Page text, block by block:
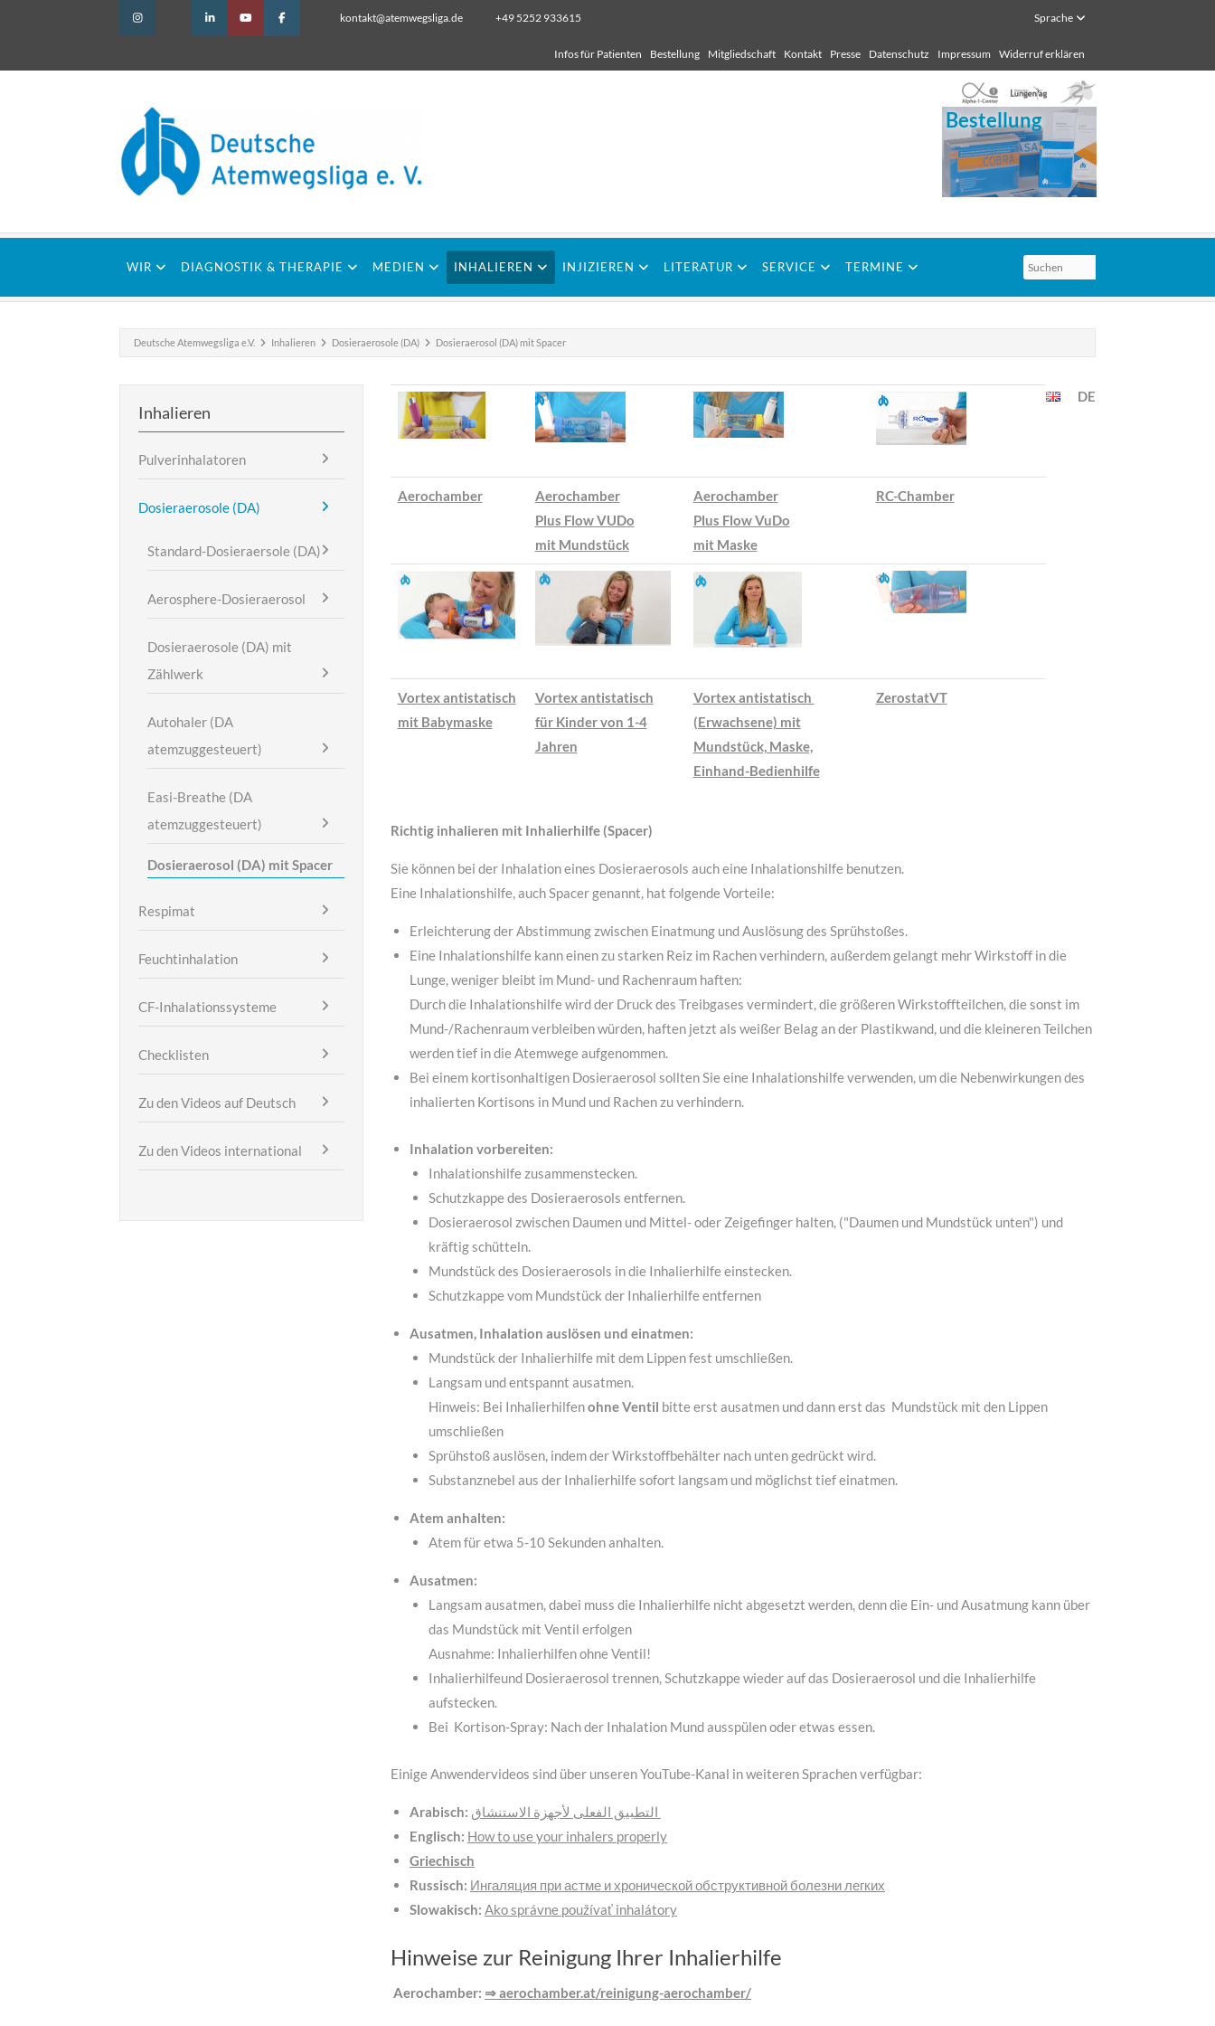
kontakt@atemwegsliga.de +49 5252 933615 Sprache
Infos für Patienten Bestellung Mitgliedschaft Kontakt Presse Datenschutz Impressum Widerruf erklären
Bestellung
WIR DIAGNOSTIK & THERAPIE MEDIEN INHALIEREN INJIZIEREN LITERATUR SERVICE TERMINE
Deutsche Atemwegsliga e.V. Inhalieren Dosieraerosole (DA) Dosieraerosol (DA) mit Spacer
DE
Aerochamber
Aerochamber
Plus Flow VUDo
mit Mundstück
Aerochamber
Plus Flow VuDo
mit Maske
RC-Chamber
Vortex antistatisch
mit Babymaske
Vortex antistatisch
für Kinder von 1-4
Jahren
Vortex antistatisch
(Erwachsene) mit
Mundstück, Maske,
Einhand-Bedienhilfe
ZerostatVT
Richtig inhalieren mit Inhalierhilfe (Spacer)
Sie können bei der Inhalation eines Dosieraerosols auch eine Inhalationshilfe benutzen.
Eine Inhalationshilfe, auch Spacer genannt, hat folgende Vorteile:
Erleichterung der Abstimmung zwischen Einatmung und Auslösung des Sprühstoßes.
Eine Inhalationshilfe kann einen zu starken Reiz im Rachen verhindern, außerdem gelangt mehr Wirkstoff in die
Lunge, weniger bleibt im Mund- und Rachenraum haften:
Durch die Inhalationshilfe wird der Druck des Treibgases vermindert, die größeren Wirkstoffteilchen, die sonst im
Mund-/Rachenraum verbleiben würden, haften jetzt als weißer Belag an der Plastikwand, und die kleineren Teilchen
werden tief in die Atemwege aufgenommen.
Bei einem kortisonhaltigen Dosieraerosol sollten Sie eine Inhalationshilfe verwenden, um die Nebenwirkungen des
inhalierten Kortisons in Mund und Rachen zu verhindern.
Inhalation vorbereiten:
Inhalationshilfe zusammenstecken.
Schutzkappe des Dosieraerosols entfernen.
Dosieraerosol zwischen Daumen und Mittel- oder Zeigefinger halten, ("Daumen und Mundstück unten") und
kräftig schütteln.
Mundstück des Dosieraerosols in die Inhalierhilfe einstecken.
Schutzkappe vom Mundstück der Inhalierhilfe entfernen
Ausatmen, Inhalation auslösen und einatmen:
Mundstück der Inhalierhilfe mit dem Lippen fest umschließen.
Langsam und entspannt ausatmen.
Hinweis: Bei InhalierhilfenohneVentil bitte erst ausatmen und dann erst das Mundstück mit den Lippen
umschließen
Sprühstoß auslösen, indem der Wirkstoffbehälter nach unten gedrückt wird.
Substanznebel aus der Inhalierhilfe sofort langsam und möglichst tief einatmen.
Atem anhalten:
Atem für etwa 5-10 Sekunden anhalten.
Ausatmen:
Langsam ausatmen, dabei muss die Inhalierhilfe nicht abgesetzt werden, denn die Ein- und Ausatmung kann über
das Mundstück mit Ventil erfolgen
Ausnahme: Inhalierhilfen ohne Ventil!
Inhalierhilfeund Dosieraerosol trennen, Schutzkappe wieder auf das Dosieraerosol und die Inhalierhilfe
aufstecken.
Bei Kortison-Spray: Nach der Inhalation Mund ausspülen oder etwas essen.
Einige Anwendervideos sind über unseren YouTube-Kanal in weiteren Sprachen verfügbar:
Arabisch:
Englisch: How to use your inhalers properly
Griechisch
Russisch: Ингаляция при астме и хронической обструктивной болезни легких
Slowakisch: Ako správne používať inhalátory
Hinweise zur Reinigung Ihrer Inhalierhilfe
Aerochamber: ⇒ aerochamber.at/reinigung-aerochamber/
Inhalieren
Pulverinhalatoren
Dosieraerosole (DA)
Standard-Dosieraersole (DA)
Aerosphere-Dosieraerosol
Dosieraerosole (DA) mit
Zählwerk
Autohaler (DA
atemzuggesteuert)
Easi-Breathe (DA
atemzuggesteuert)
Dosieraerosol (DA) mit Spacer
Respimat
Feuchtinhalation
CF-Inhalationssysteme
Checklisten
Zu den Videos auf Deutsch
Zu den Videos international